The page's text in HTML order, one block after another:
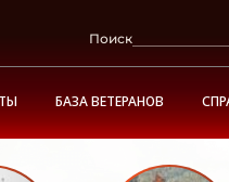
Поиск
БАЗА ВЕТЕРАНОВ